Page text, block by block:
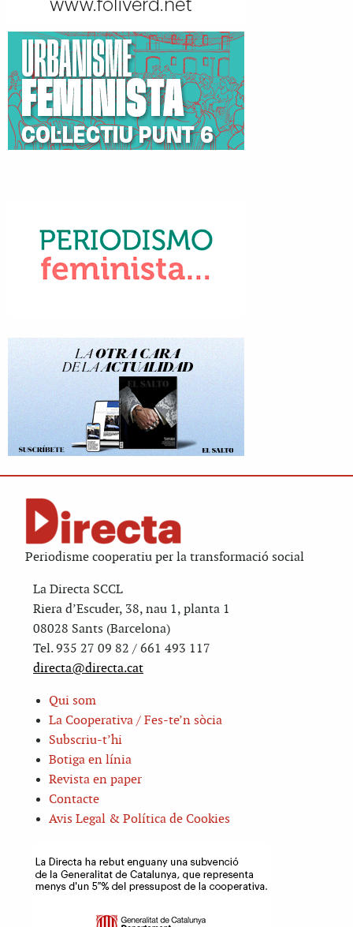
Periodisme cooperatiu per la transformació social
La Directa SCCL
Riera d’Escuder, 38, nau 1, planta 1
08028 Sants (Barcelona)
Tel. 935 27 09 82 / 661 493 117
directa@directa.cat
Qui som
La Cooperativa / Fes-te’n sòcia
Subscriu-t’hi
Botiga en línia
Revista en paper
Contacte
Avis Legal & Política de Cookies